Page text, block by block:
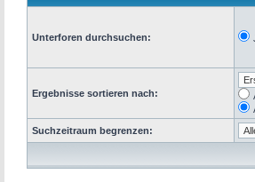
Unterforen durchsuchen:
Ergebnisse sortieren nach:
Suchzeitraum begrenzen: